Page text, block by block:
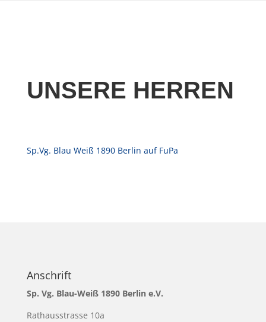
UNSERE HERREN
Sp.Vg. Blau Weiß 1890 Berlin auf FuPa
Anschrift
Sp. Vg. Blau-Weiß 1890 Berlin e.V.
Rathausstrasse 10a